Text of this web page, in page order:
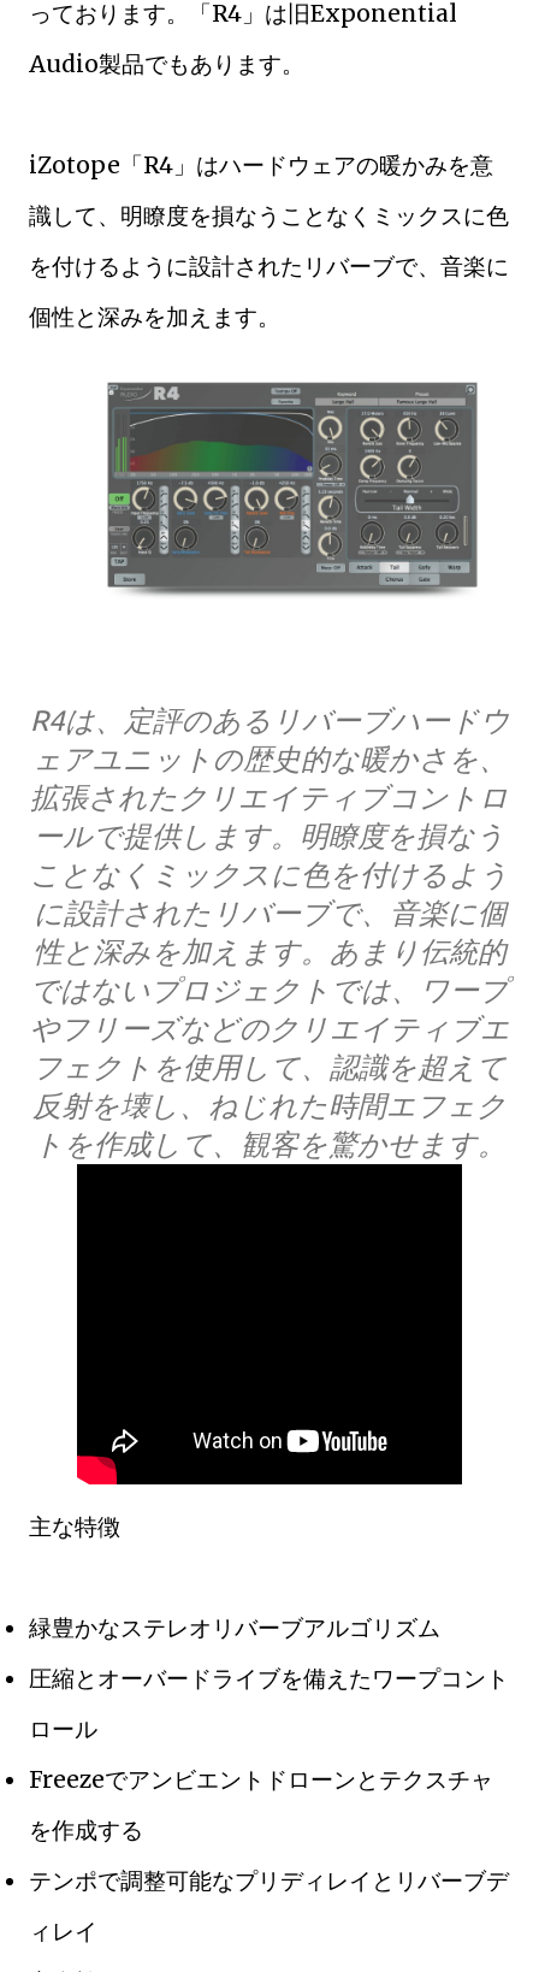
っております。「R4」は旧Exponential
Audio製品でもあります。
iZotope「R4」はハードウェアの暖かみを意
識して、明瞭度を損なうことなくミックスに色
を付けるように設計されたリバーブで、音楽に
個性と深みを加えます。
R4は、定評のあるリバーブハードウ
ェアユニットの歴史的な暖かさを、
拡張されたクリエイティブコントロ
ールで提供します。明瞭度を損なう
ことなくミックスに色を付けるよう
に設計されたリバーブで、音楽に個
性と深みを加えます。あまり伝統的
ではないプロジェクトでは、ワープ
やフリーズなどのクリエイティブエ
フェクトを使用して、認識を超えて
反射を壊し、ねじれた時間エフェク
トを作成して、観客を驚かせます。
主な特徴
緑豊かなステレオリバーブアルゴリズム
圧縮とオーバードライブを備えたワープコント
ロール
Freezeでアンビエントドローンとテクスチャ
を作成する
テンポで調整可能なプリディレイとリバーブデ
ィレイ